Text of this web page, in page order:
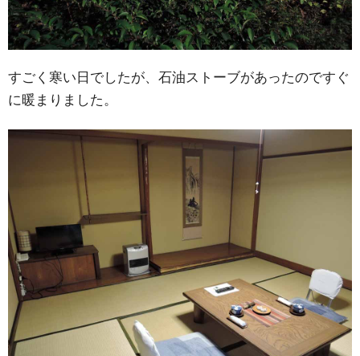
すごく寒い日でしたが、石油ストーブがあったのですぐ
に暖まりました。